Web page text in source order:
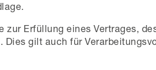
zur Erfüllung eines Vertrages,
gilt auch für